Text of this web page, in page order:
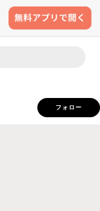
フォロー